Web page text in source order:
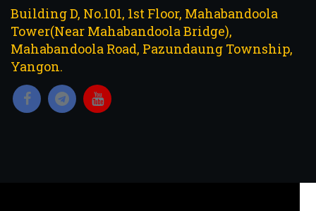
Building D, No.101, 1st Floor, Mahabandoola
Tower(Near Mahabandoola Bridge),
Mahabandoola Road, Pazundaung Township,
Yangon.